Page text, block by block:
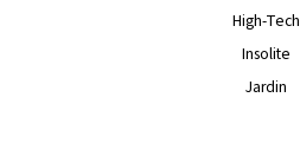
High-Tech
Insolite
Jardin